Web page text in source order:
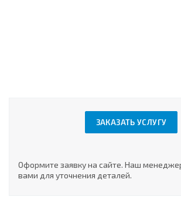
ЗАКАЗАТЬ УСЛУГУ
Оформите заявку на сайте. Наш
вами для уточнения деталей.